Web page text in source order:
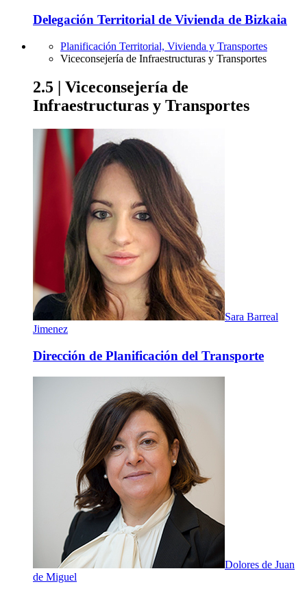
Delegación Territorial de Vivienda de Bizkaia
Planificación Territorial, Vivienda y Transportes
Viceconsejería de Infraestructuras y Transportes
2.5 | Viceconsejería de
Infraestructuras y Transportes
Sara Barreal
Jimenez
Dirección de Planificación del Transporte
Dolores de Juan
de Miguel